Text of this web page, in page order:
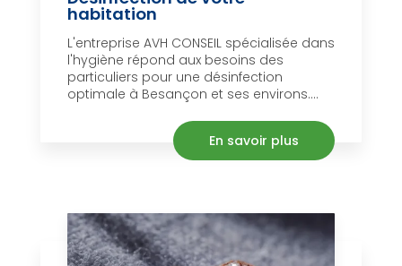
habitation
L'entreprise AVH CONSEIL spécialisée dans
l'hygiène répond aux besoins des
particuliers pour une désinfection
optimale à Besançon et ses environs....
En savoir plus